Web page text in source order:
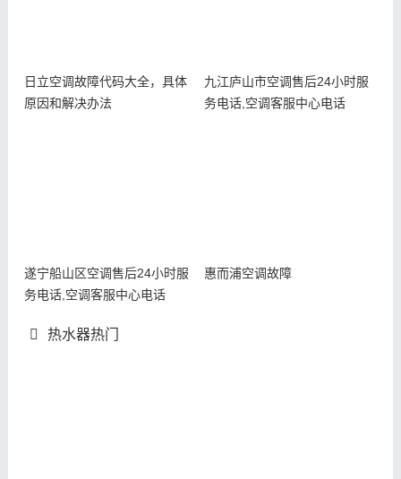
日立空调故障代码大全，具体
原因和解决办法
九江庐山市空调售后24小时服
务电话,空调客服中心电话
遂宁船山区空调售后24小时服
务电话,空调客服中心电话
惠而浦空调故障
热水器热门